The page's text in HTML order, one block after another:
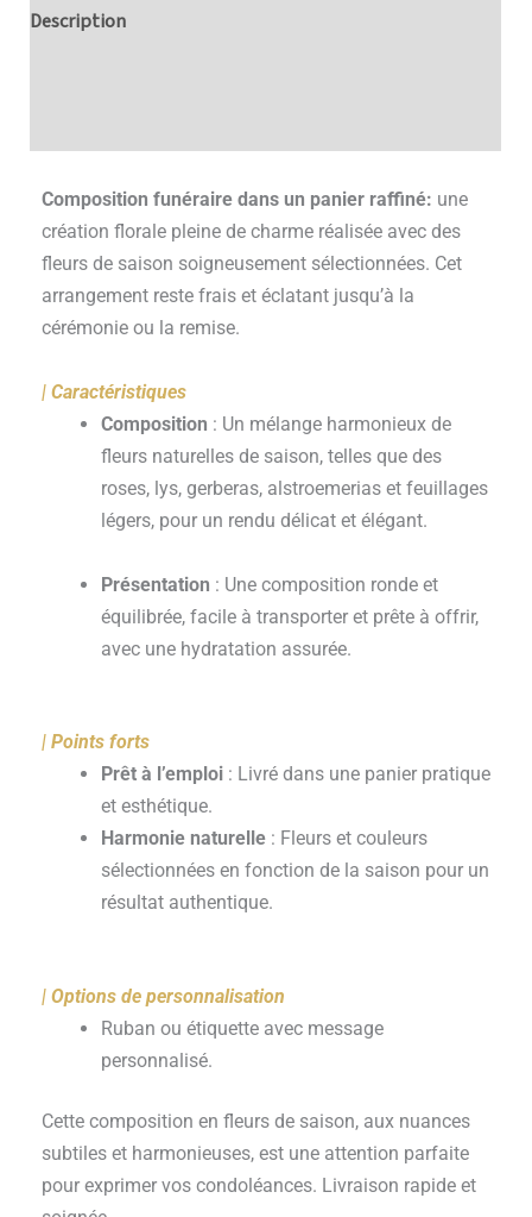
Description
Composition funéraire dans un panier raffiné: une
création florale pleine de charme réalisée avec des
fleurs de saison soigneusement sélectionnées. Cet
arrangement reste frais et éclatant jusqu’à la
cérémonie ou la remise.
| Caractéristiques
Composition : Un mélange harmonieux de
fleurs naturelles de saison, telles que des
roses, lys, gerberas, alstroemerias et feuillages
légers, pour un rendu délicat et élégant.
Présentation : Une composition ronde et
équilibrée, facile à transporter et prête à offrir,
avec une hydratation assurée.
| Points forts
Prêt à l’emploi: Livré dans une panier pratique
et esthétique.
Harmonie naturelle: Fleurs et couleurs
sélectionnées en fonction de la saison pour un
résultat authentique.
| Options de personnalisation
Ruban ou étiquette avec message
personnalisé.
Cette composition en fleurs de saison, aux nuances
subtiles et harmonieuses, est une attention parfaite
pour exprimer vos condoléances. Livraison rapide et